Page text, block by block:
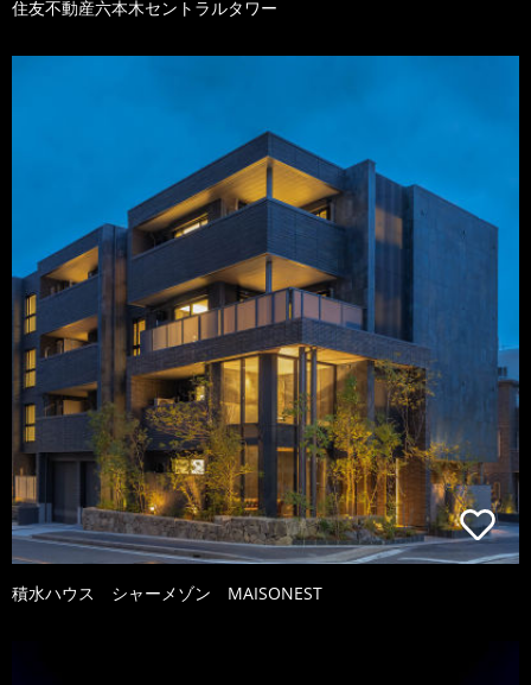
住友不動産六本木セントラルタワー
積水ハウス シャーメゾン MAISONEST